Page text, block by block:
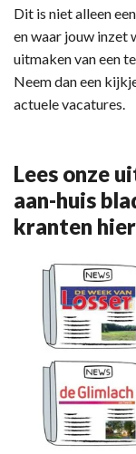
Dit is niet alleen
en waar jouw inzet
uitmaken van een
Neem dan een
actuele vacatures.
Lees onze
aan-huis
kranten